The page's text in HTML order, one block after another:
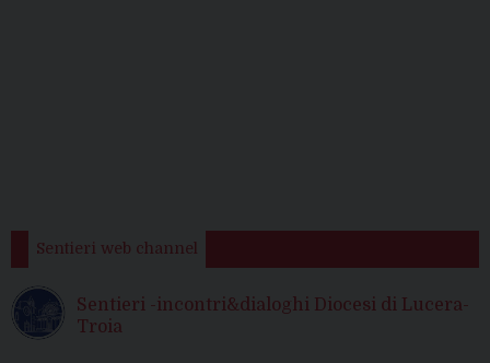
Sentieri web channel
Sentieri -incontri&dialoghi Diocesi di Lucera-
Troia